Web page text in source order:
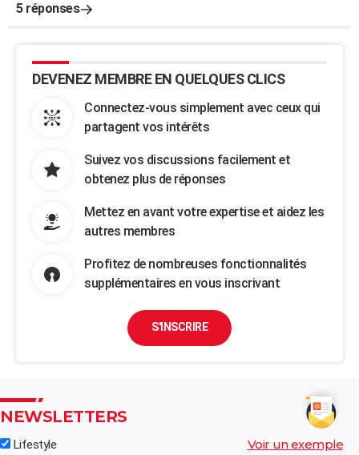
5 réponses
DEVENEZ MEMBRE EN QUELQUES CLICS
Connectez-vous simplement avec ceux qui
partagent vos intérêts
Suivez vos discussions facilement et
obtenez plus de réponses
Mettez en avant votre expertise et aidez les
autres membres
Profitez de nombreuses fonctionnalités
supplémentaires en vous inscrivant
S'INSCRIRE
NEWSLETTERS
Lifestyle Voir un exemple